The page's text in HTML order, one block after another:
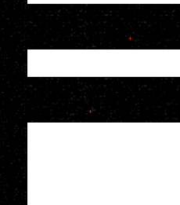
Telefoonnummer *
Je bericht *